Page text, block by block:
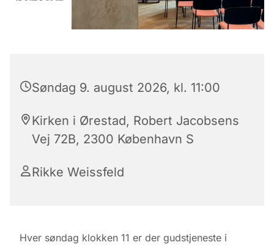
Søndag 9. august 2026, kl. 11:00
Kirken i Ørestad, Robert Jacobsens
Vej 72B, 2300 København S
Rikke Weissfeld
Hver søndag klokken 11 er der gudstjeneste i